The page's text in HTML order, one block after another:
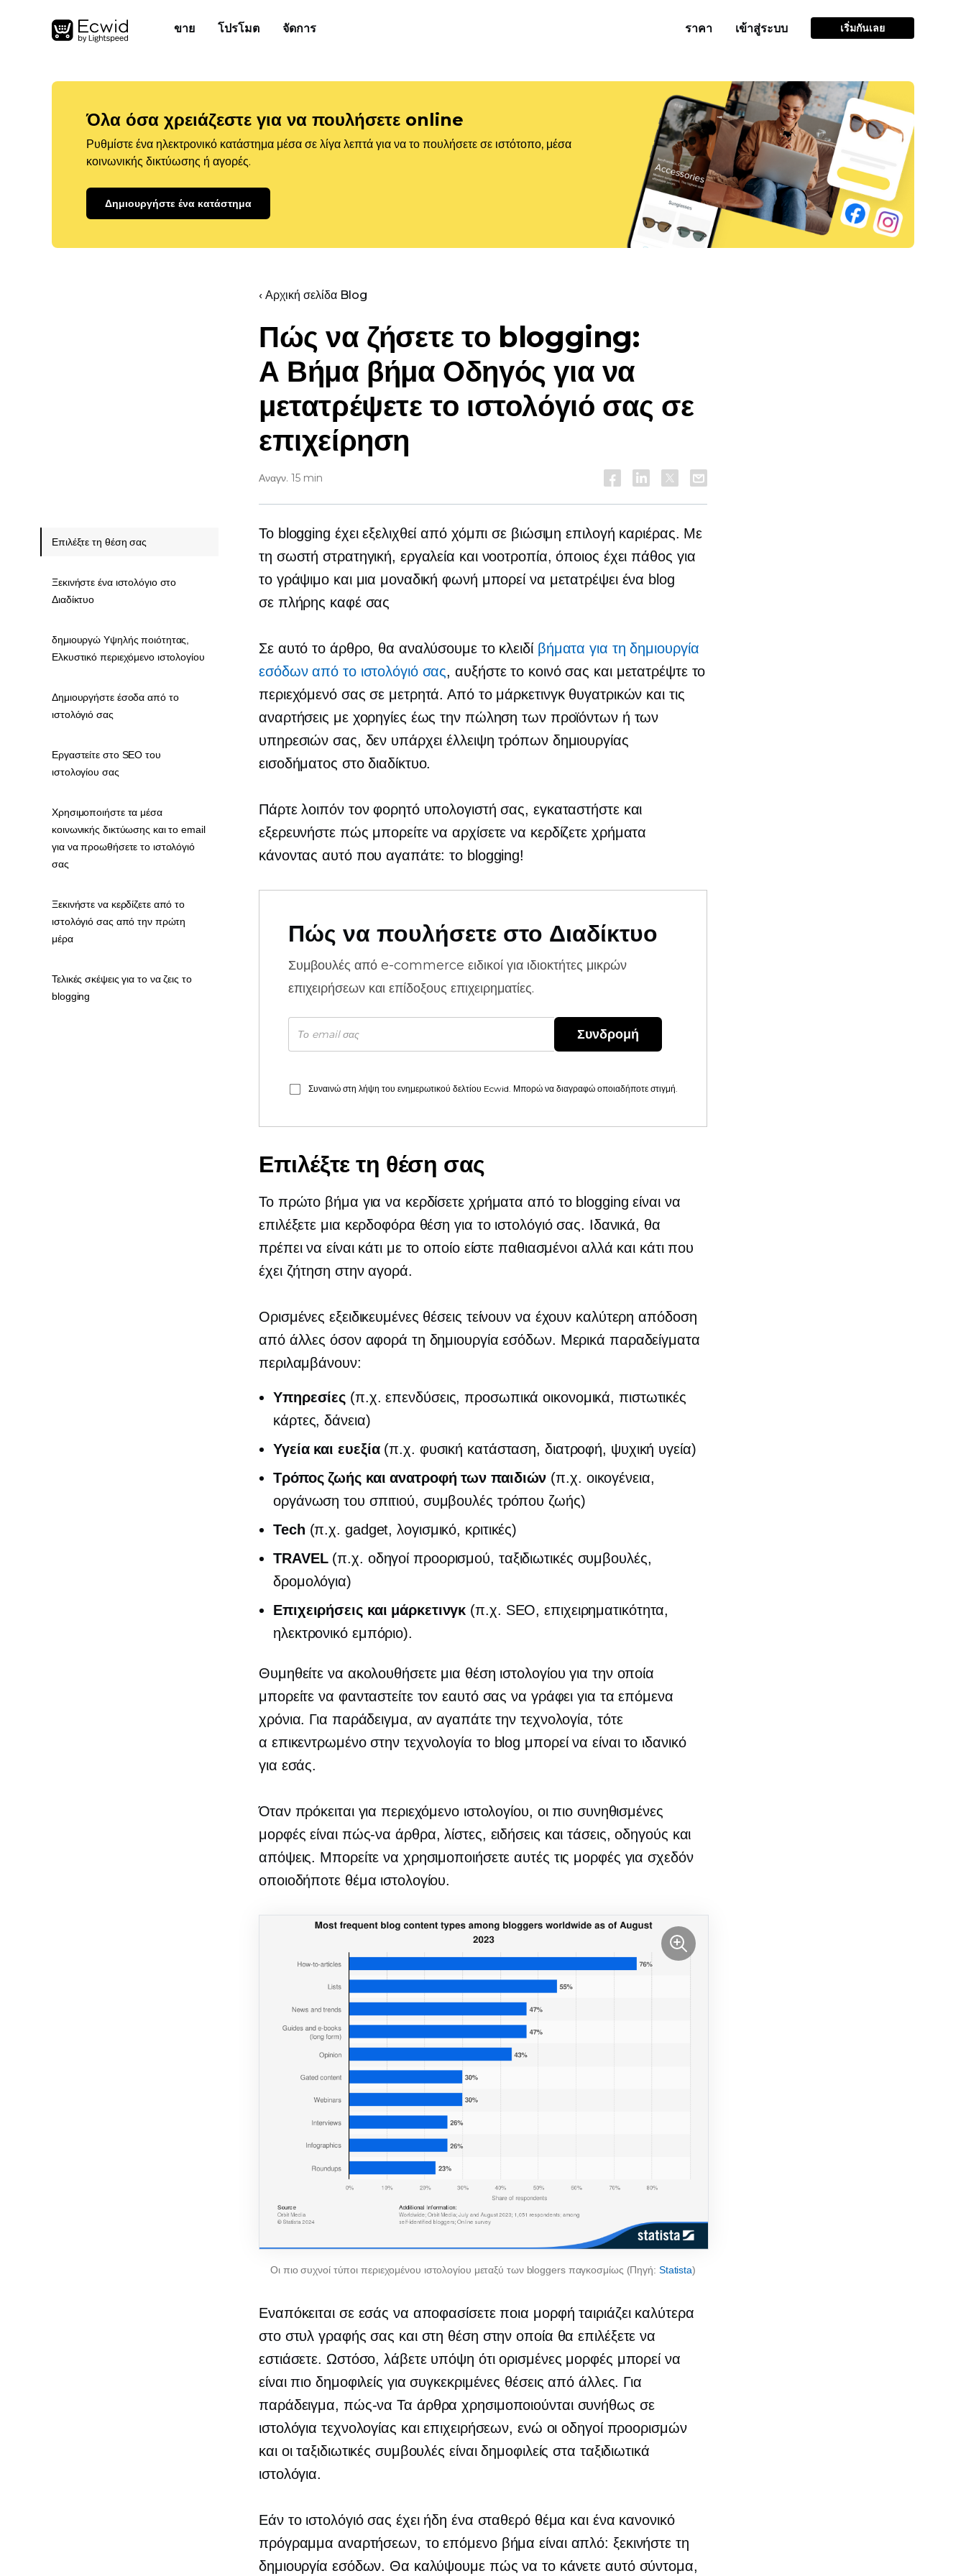
ขาย โปรโมต จัดการ ราคา เข้าสู่ระบบ เริ่มกันเลย
Όλα όσα χρειάζεστε για να πουλήσετε online
Ρυθμίστε ένα ηλεκτρονικό κατάστημα μέσα σε λίγα λεπτά για να το πουλήσετε σε ιστότοπο, μέσα
κοινωνικής δικτύωσης ή αγορές.
Δημιουργήστε ένα κατάστημα
‹ Αρχική σελίδα Blog
Πώς να ζήσετε το blogging:
Α Βήμα βήμα Οδηγός για να
μετατρέψετε το ιστολόγιό σας σε
επιχείρηση
Αναγν. 15 min
Το blogging έχει εξελιχθεί από χόμπι σε βιώσιμη επιλογή καριέρας. Με
τη σωστή στρατηγική, εργαλεία και νοοτροπία, όποιος έχει πάθος για
το γράψιμο και μια μοναδική φωνή μπορεί να μετατρέψει ένα blog
σε πλήρης καφέ σας
Σε αυτό το άρθρο, θα αναλύσουμε το κλειδί βήματα για τη δημιουργία
εσόδων από το ιστολόγιό σας, αυξήστε το κοινό σας και μετατρέψτε το
περιεχόμενό σας σε μετρητά. Από το μάρκετινγκ θυγατρικών και τις
αναρτήσεις με χορηγίες έως την πώληση των προϊόντων ή των
υπηρεσιών σας, δεν υπάρχει έλλειψη τρόπων δημιουργίας
εισοδήματος στο διαδίκτυο.
Πάρτε λοιπόν τον φορητό υπολογιστή σας, εγκαταστήστε και
εξερευνήστε πώς μπορείτε να αρχίσετε να κερδίζετε χρήματα
κάνοντας αυτό που αγαπάτε: το blogging!
Πώς να πουλήσετε στο Διαδίκτυο
Συμβουλές από e-commerce ειδικοί για ιδιοκτήτες μικρών
επιχειρήσεων και επίδοξους επιχειρηματίες.
Συνδρομή
Συναινώ στη λήψη του ενημερωτικού δελτίου Ecwid. Μπορώ να διαγραφώ οποιαδήποτε στιγμή.
Επιλέξτε τη θέση σας
Το πρώτο βήμα για να κερδίσετε χρήματα από το blogging είναι να
επιλέξετε μια κερδοφόρα θέση για το ιστολόγιό σας. Ιδανικά, θα
πρέπει να είναι κάτι με το οποίο είστε παθιασμένοι αλλά και κάτι που
έχει ζήτηση στην αγορά.
Ορισμένες εξειδικευμένες θέσεις τείνουν να έχουν καλύτερη απόδοση
από άλλες όσον αφορά τη δημιουργία εσόδων. Μερικά παραδείγματα
περιλαμβάνουν:
Υπηρεσίες (π.χ. επενδύσεις, προσωπικά οικονομικά, πιστωτικές
κάρτες, δάνεια)
Υγεία και ευεξία(π.χ. φυσική κατάσταση, διατροφή, ψυχική υγεία)
Τρόπος ζωής και ανατροφή των παιδιών (π.χ. οικογένεια,
οργάνωση του σπιτιού, συμβουλές τρόπου ζωής)
Tech (π.χ. gadget, λογισμικό, κριτικές)
TRAVEL(π.χ. οδηγοί προορισμού, ταξιδιωτικές συμβουλές,
δρομολόγια)
Επιχειρήσεις και μάρκετινγκ (π.χ. SEO, επιχειρηματικότητα,
ηλεκτρονικό εμπόριο).
Θυμηθείτε να ακολουθήσετε μια θέση ιστολογίου για την οποία
μπορείτε να φανταστείτε τον εαυτό σας να γράφει για τα επόμενα
χρόνια. Για παράδειγμα, αν αγαπάτε την τεχνολογία, τότε
α επικεντρωμένο στην τεχνολογία το blog μπορεί να είναι το ιδανικό
για εσάς.
Όταν πρόκειται για περιεχόμενο ιστολογίου, οι πιο συνηθισμένες
μορφές είναι πώς-να άρθρα, λίστες, ειδήσεις και τάσεις, οδηγούς και
απόψεις. Μπορείτε να χρησιμοποιήσετε αυτές τις μορφές για σχεδόν
οποιοδήποτε θέμα ιστολογίου.
Οι πιο συχνοί τύποι περιεχομένου ιστολογίου μεταξύ των bloggers παγκοσμίως (Πηγή: Statista)
Εναπόκειται σε εσάς να αποφασίσετε ποια μορφή ταιριάζει καλύτερα
στο στυλ γραφής σας και στη θέση στην οποία θα επιλέξετε να
εστιάσετε. Ωστόσο, λάβετε υπόψη ότι ορισμένες μορφές μπορεί να
είναι πιο δημοφιλείς για συγκεκριμένες θέσεις από άλλες. Για
παράδειγμα, πώς-να Τα άρθρα χρησιμοποιούνται συνήθως σε
ιστολόγια τεχνολογίας και επιχειρήσεων, ενώ οι οδηγοί προορισμών
και οι ταξιδιωτικές συμβουλές είναι δημοφιλείς στα ταξιδιωτικά
ιστολόγια.
Εάν το ιστολόγιό σας έχει ήδη ένα σταθερό θέμα και ένα κανονικό
πρόγραμμα αναρτήσεων, το επόμενο βήμα είναι απλό: ξεκινήστε τη
δημιουργία εσόδων. Θα καλύψουμε πώς να το κάνετε αυτό σύντομα,
Επιλέξτε τη θέση σας
Ξεκινήστε ένα ιστολόγιο στο
Διαδίκτυο
δημιουργώ Υψηλής ποιότητας,
Ελκυστικό περιεχόμενο ιστολογίου
Δημιουργήστε έσοδα από το
ιστολόγιό σας
Εργαστείτε στο SEO του
ιστολογίου σας
Χρησιμοποιήστε τα μέσα
κοινωνικής δικτύωσης και το email
για να προωθήσετε το ιστολόγιό
σας
Ξεκινήστε να κερδίζετε από το
ιστολόγιό σας από την πρώτη
μέρα
Τελικές σκέψεις για το να ζεις το
blogging